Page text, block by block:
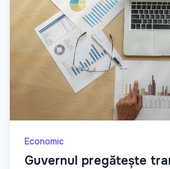
Economic
Guvernul pregătește